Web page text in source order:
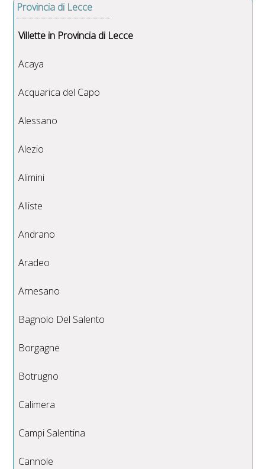
Provincia di Lecce
Villette in Provincia di Lecce
Acaya
Acquarica del Capo
Alessano
Alezio
Alimini
Alliste
Andrano
Aradeo
Arnesano
Bagnolo Del Salento
Borgagne
Botrugno
Calimera
Campi Salentina
Cannole